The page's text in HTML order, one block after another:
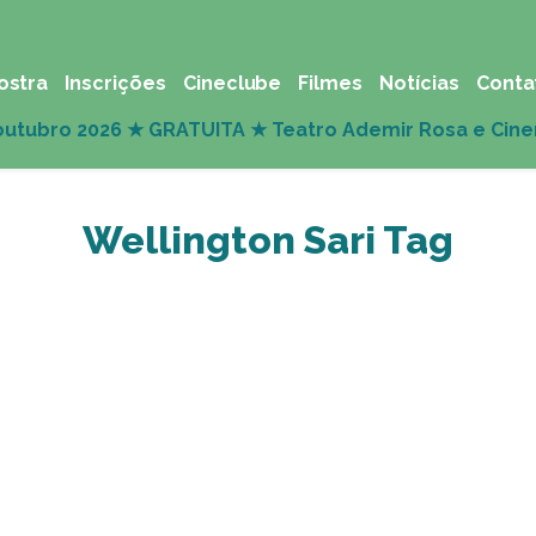
Inscrições Cineclube Filmes Notícias
Wellington Sari Tag